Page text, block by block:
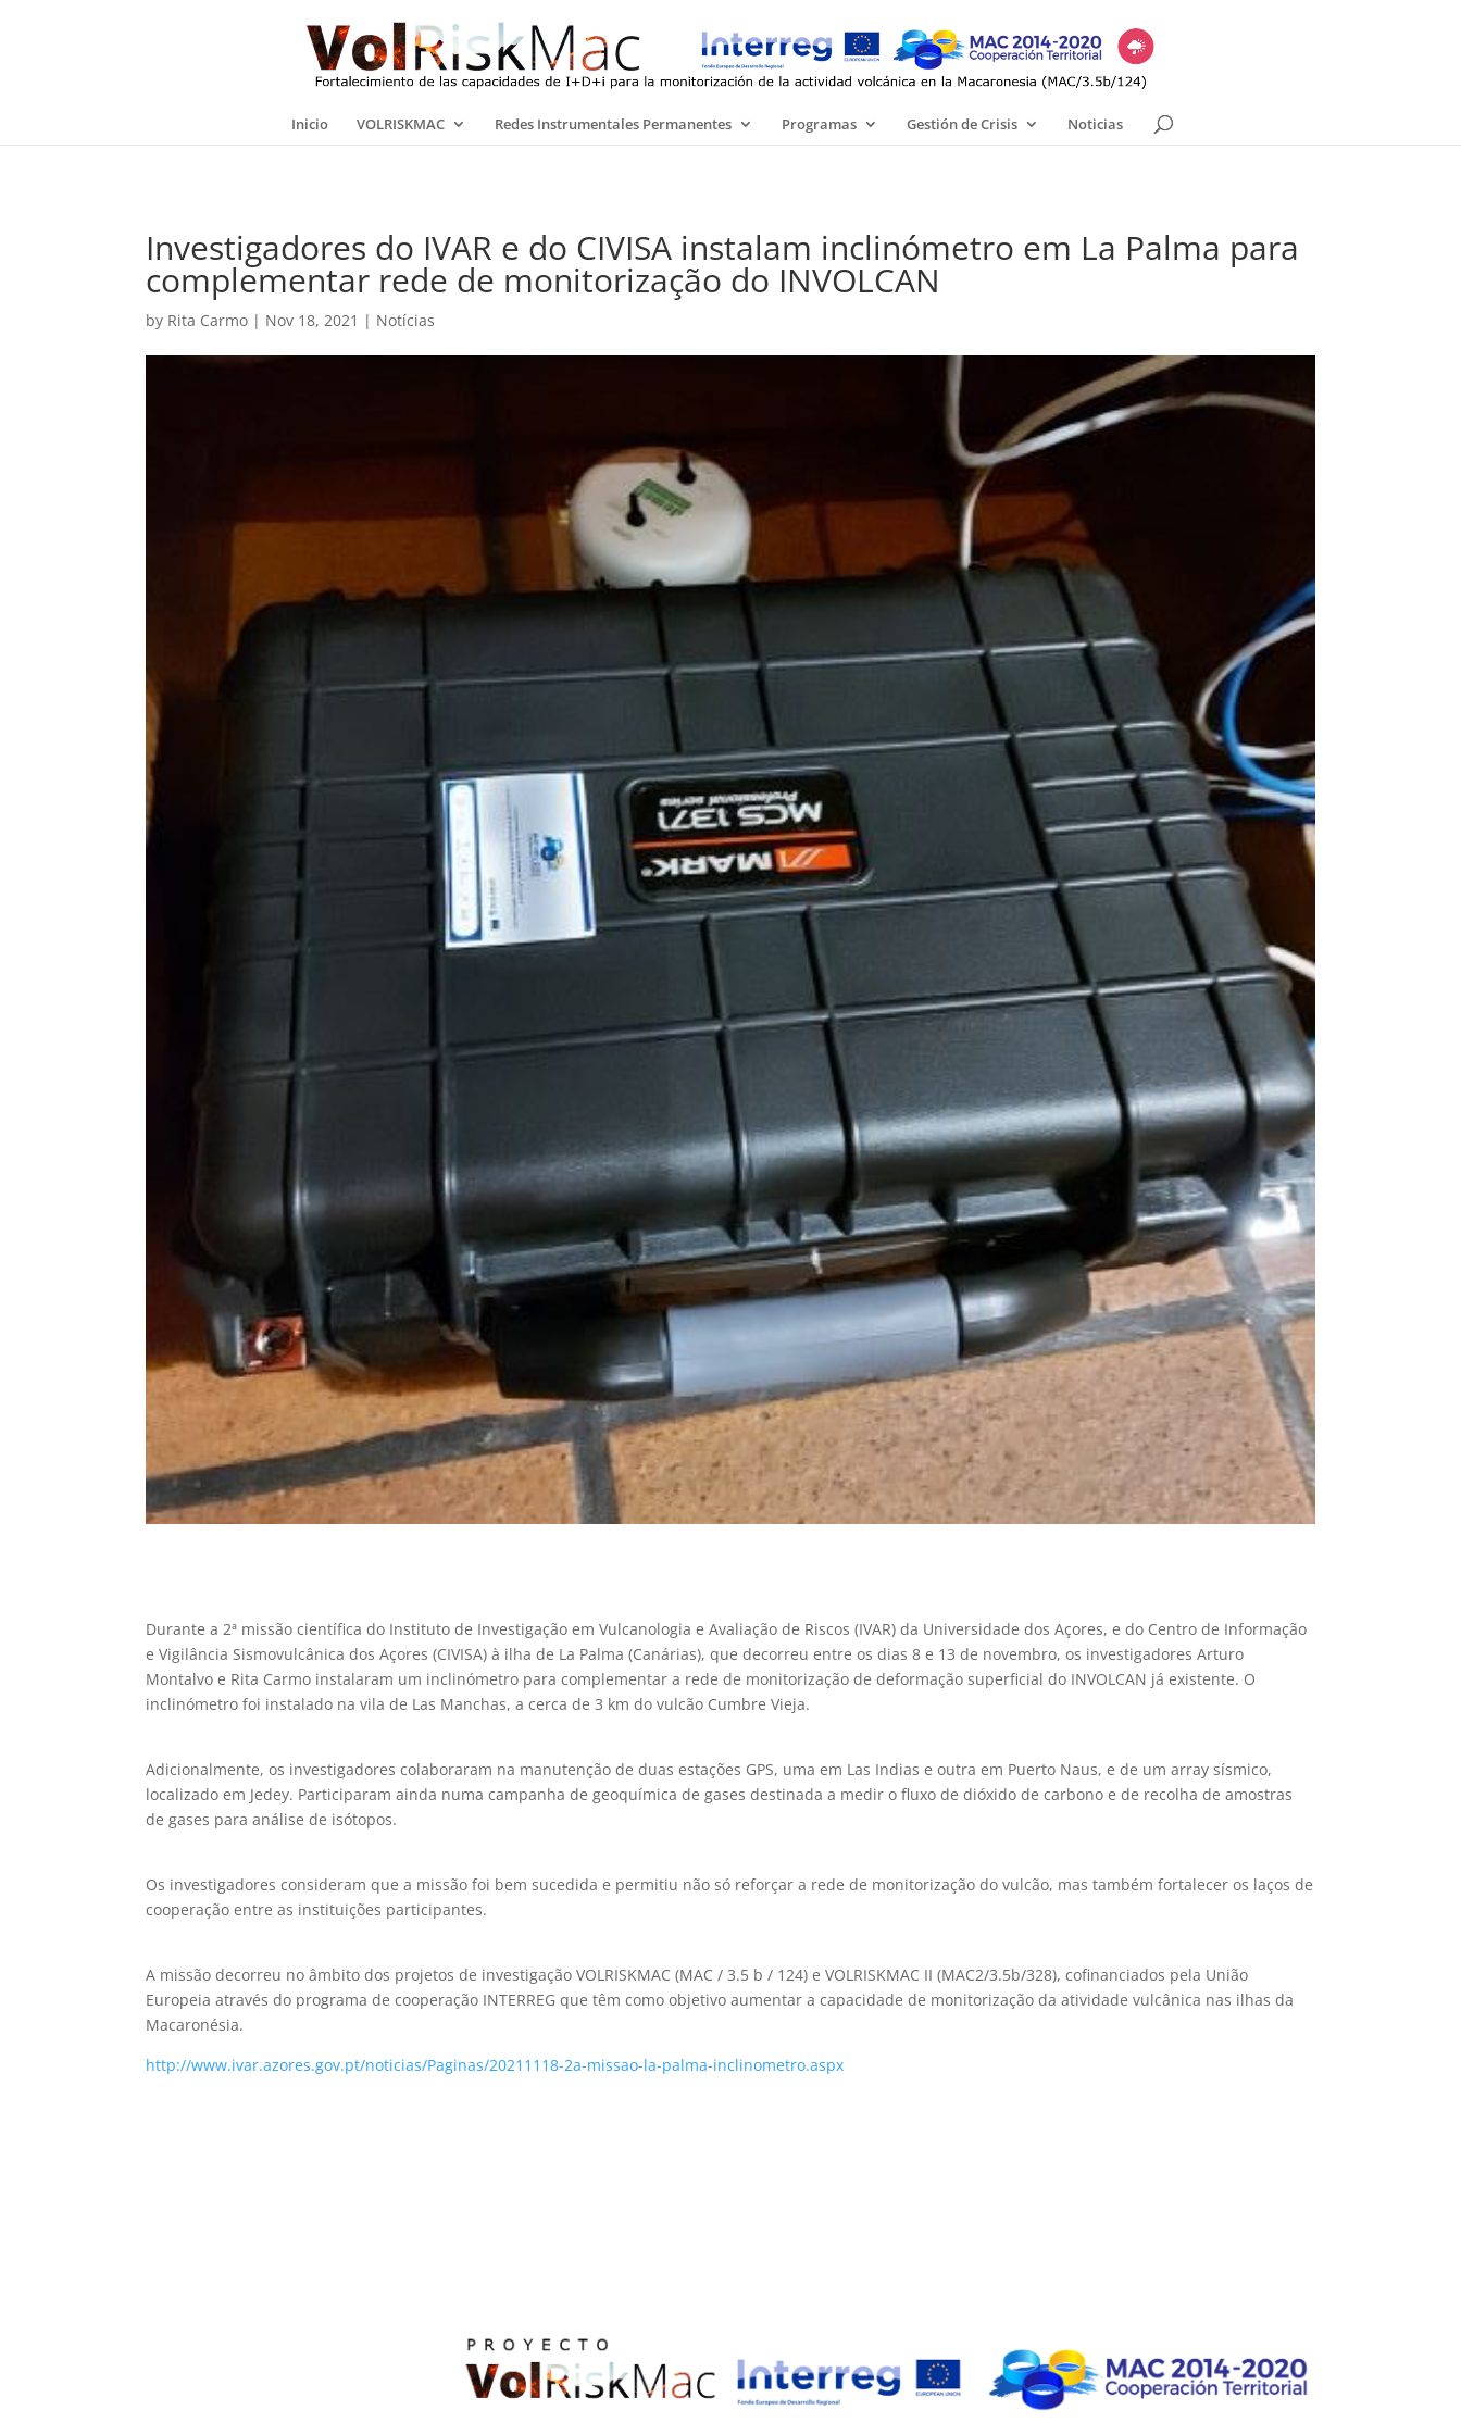
Inicio VOLRISKMAC Redes Instrumentales Permanentes Programas Gestión de Crisis Noticias
Investigadores do IVAR e do CIVISA instalam inclinómetro em La Palma para
complementar rede de monitorização do INVOLCAN
by Rita Carmo | Nov 18, 2021 | Notícias
Durante a 2ª missão científica do Instituto de Investigação em Vulcanologia e Avaliação de Riscos (IVAR) da Universidade dos Açores, e do Centro de Informação
e Vigilância Sismovulcânica dos Açores (CIVISA) à ilha de La Palma (Canárias), que decorreu entre os dias 8 e 13 de novembro, os investigadores Arturo
Montalvo e Rita Carmo instalaram um inclinómetro para complementar a rede de monitorização de deformação superficial do INVOLCAN já existente. O
inclinómetro foi instalado na vila de Las Manchas, a cerca de 3 km do vulcão Cumbre Vieja.
Adicionalmente, os investigadores colaboraram na manutenção de duas estações GPS, uma em Las Indias e outra em Puerto Naus, e de um array sísmico,
localizado em Jedey. Participaram ainda numa campanha de geoquímica de gases destinada a medir o fluxo de dióxido de carbono e de recolha de amostras
de gases para análise de isótopos.
Os investigadores consideram que a missão foi bem sucedida e permitiu não só reforçar a rede de monitorização do vulcão, mas também fortalecer os laços de
cooperação entre as instituições participantes.
A missão decorreu no âmbito dos projetos de investigação VOLRISKMAC (MAC / 3.5 b / 124) e VOLRISKMAC II (MAC2/3.5b/328), cofinanciados pela União
Europeia através do programa de cooperação INTERREG que têm como objetivo aumentar a capacidade de monitorização da atividade vulcânica nas ilhas da
Macaronésia.
http://www.ivar.azores.gov.pt/noticias/Paginas/20211118-2a-missao-la-palma-inclinometro.aspx